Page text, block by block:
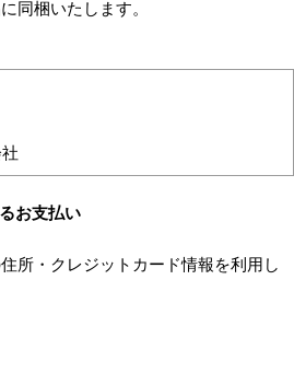
同梱いたします。
お支払い
所・クレジットカード情報を利用し